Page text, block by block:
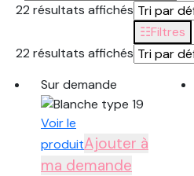
22 résultats affichés
☷Filtres
22 résultats affichés
Sur demande
Voir le
produitAjouter à
ma demande